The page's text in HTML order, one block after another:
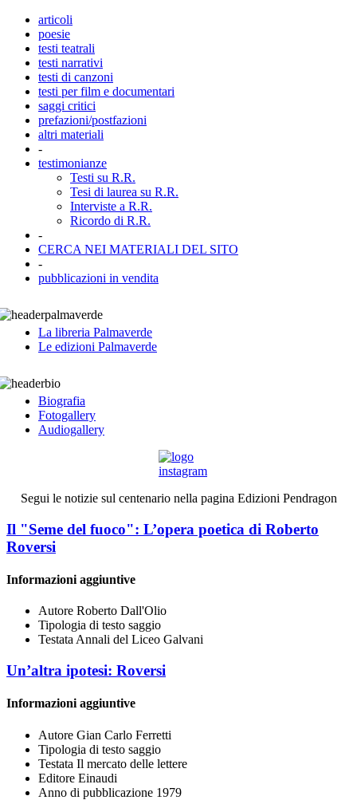
articoli
poesie
testi teatrali
testi narrativi
testi di canzoni
testi per film e documentari
saggi critici
prefazioni/postfazioni
altri materiali
-
testimonianze
Testi su R.R.
Tesi di laurea su R.R.
Interviste a R.R.
Ricordo di R.R.
-
CERCA NEI MATERIALI DEL SITO
-
pubblicazioni in vendita
La libreria Palmaverde
Le edizioni Palmaverde
Biografia
Fotogallery
Audiogallery
Segui le notizie sul centenario nella pagina Edizioni Pendragon
Il "Seme del fuoco": L’opera poetica di Roberto
Roversi
Informazioni aggiuntive
Autore Roberto Dall'Olio
Tipologia di testo saggio
Testata Annali del Liceo Galvani
Un’altra ipotesi: Roversi
Informazioni aggiuntive
Autore Gian Carlo Ferretti
Tipologia di testo saggio
Testata Il mercato delle lettere
Editore Einaudi
Anno di pubblicazione 1979